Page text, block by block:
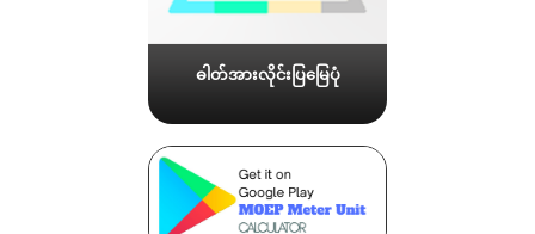
ဓါတ်အားလိုင်းပြမြေပုံ